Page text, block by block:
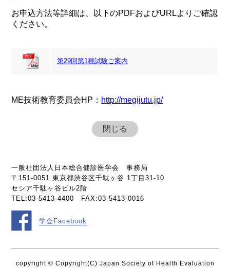
お申込方法等詳細は、以下のPDFおよびURLよりご確認
ください。
第29回第1種試験ご案内
ME技術教育委員会HP： http://megijutu.jp/
閉じる
一般社団法人日本総合健診医学会 事務局
〒151-0051 東京都渋谷区千駄ヶ谷 1丁目31-10
セシア千駄ヶ谷ビル2階
TEL:03-5413-4400 FAX:03-5413-0016
学会Facebook
copyright © Copyright(C) Japan Society of Health Evaluation